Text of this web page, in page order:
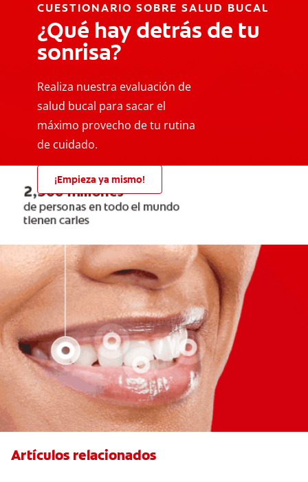
CUESTIONARIO SOBRE SALUD BUCAL
¿Qué hay detrás de tu
sonrisa?
Realiza nuestra evaluación de
salud bucal para sacar el
máximo provecho de tu rutina
de cuidado.
¡Empieza ya mismo!
Artículos relacionados